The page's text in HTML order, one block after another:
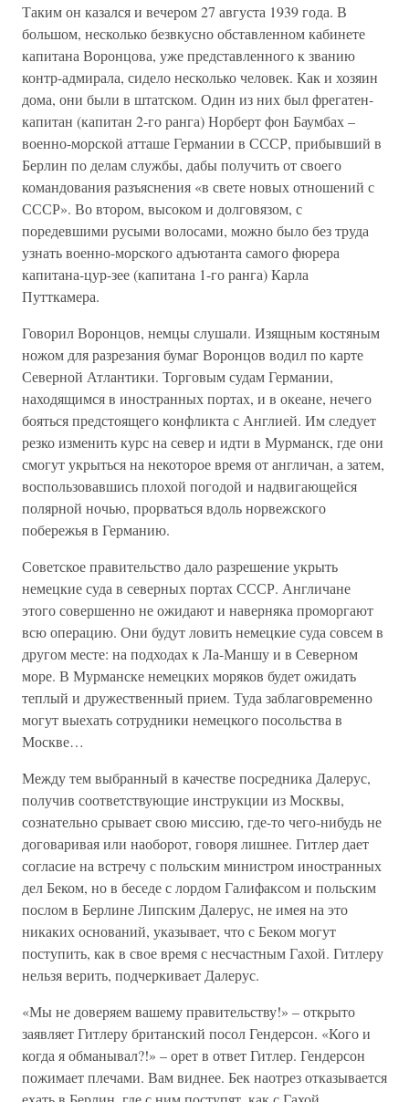
Таким он казался и вечером 27 августа 1939 года. В
большом, несколько безвкусно обставленном кабинете
капитана Воронцова, уже представленного к званию
контр-адмирала, сидело несколько человек. Как и хозяин
дома, они были в штатском. Один из них был фрегатен-
капитан (капитан 2-го ранга) Норберт фон Баумбах –
военно-морской атташе Германии в СССР, прибывший в
Берлин по делам службы, дабы получить от своего
командования разъяснения «в свете новых отношений с
СССР». Во втором, высоком и долговязом, с
поредевшими русыми волосами, можно было без труда
узнать военно-морского адъютанта самого фюрера
капитана-цур-зее (капитана 1-го ранга) Карла
Путткамера.
Говорил Воронцов, немцы слушали. Изящным костяным
ножом для разрезания бумаг Воронцов водил по карте
Северной Атлантики. Торговым судам Германии,
находящимся в иностранных портах, и в океане, нечего
бояться предстоящего конфликта с Англией. Им следует
резко изменить курс на север и идти в Мурманск, где они
смогут укрыться на некоторое время от англичан, а затем,
воспользовавшись плохой погодой и надвигающейся
полярной ночью, прорваться вдоль норвежского
побережья в Германию.
Советское правительство дало разрешение укрыть
немецкие суда в северных портах СССР. Англичане
этого совершенно не ожидают и наверняка проморгают
всю операцию. Они будут ловить немецкие суда совсем в
другом месте: на подходах к Ла-Маншу и в Северном
море. В Мурманске немецких моряков будет ожидать
теплый и дружественный прием. Туда заблаговременно
могут выехать сотрудники немецкого посольства в
Москве…
Между тем выбранный в качестве посредника Далерус,
получив соответствующие инструкции из Москвы,
сознательно срывает свою миссию, где-то чего-нибудь не
договаривая или наоборот, говоря лишнее. Гитлер дает
согласие на встречу с польским министром иностранных
дел Беком, но в беседе с лордом Галифаксом и польским
послом в Берлине Липским Далерус, не имея на это
никаких оснований, указывает, что с Беком могут
поступить, как в свое время с несчастным Гахой. Гитлеру
нельзя верить, подчеркивает Далерус.
«Мы не доверяем вашему правительству!» – открыто
заявляет Гитлеру британский посол Гендерсон. «Кого и
когда я обманывал?!» – орет в ответ Гитлер. Гендерсон
пожимает плечами. Вам виднее. Бек наотрез отказывается